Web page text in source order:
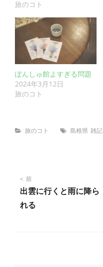
旅のコト
ぽんしゅ館よすぎる問題
2024年3月12日
旅のコト
Categories
旅のコト Tags
島根県 雑記
投
稿
前
出雲に行くと雨に降ら
れる